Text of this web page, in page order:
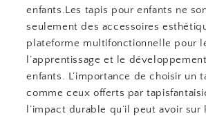
enfants.Les tapis pour enfants ne
seulement des accessoires
plateforme multifonctionnelle pour
l’apprentissage et le
enfants. L’importance de choisir un
comme ceux offerts par
l’impact durable qu’il peut avoir